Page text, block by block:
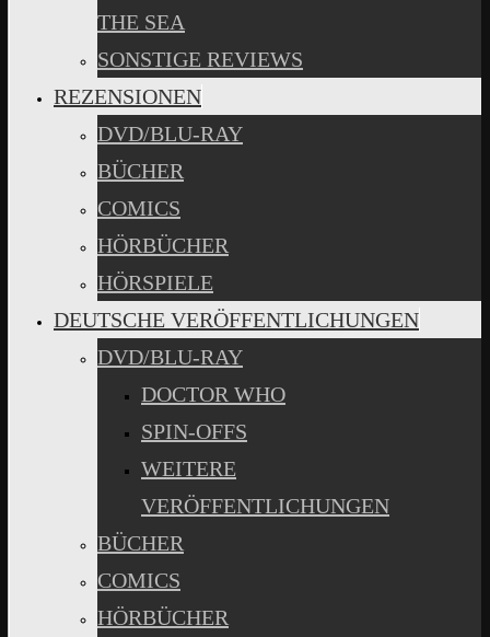
THE SEA
SONSTIGE REVIEWS
REZENSIONEN
DVD/BLU-RAY
BÜCHER
COMICS
HÖRBÜCHER
HÖRSPIELE
DEUTSCHE VERÖFFENTLICHUNGEN
DVD/BLU-RAY
DOCTOR WHO
SPIN-OFFS
WEITERE
VERÖFFENTLICHUNGEN
BÜCHER
COMICS
HÖRBÜCHER